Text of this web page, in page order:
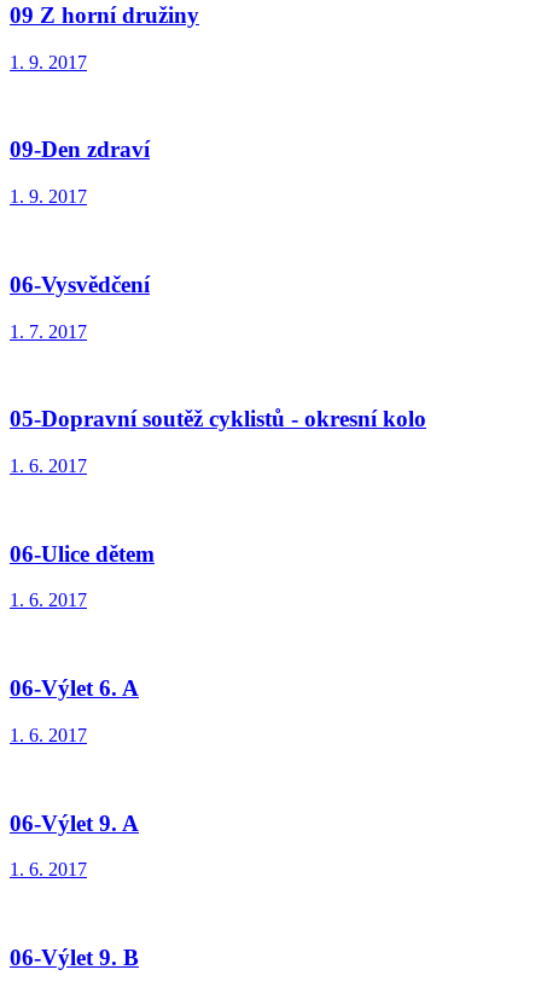
09 Z horní družiny
1. 9. 2017
09-Den zdraví
1. 9. 2017
06-Vysvědčení
1. 7. 2017
05-Dopravní soutěž cyklistů - okresní kolo
1. 6. 2017
06-Ulice dětem
1. 6. 2017
06-Výlet 6. A
1. 6. 2017
06-Výlet 9. A
1. 6. 2017
06-Výlet 9. B